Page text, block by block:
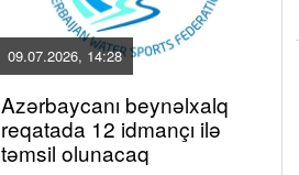
09.07.2026, 14:28
Azərbaycanı beynəlxalq
reqatada 12 idmançı ilə
təmsil olunacaq